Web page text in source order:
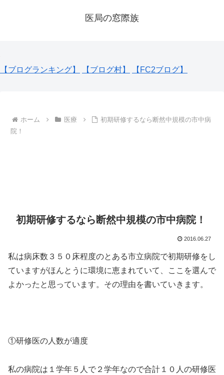
医局の窓際族
【ブログランキング】 【ブログ村】 【FC2ブログ】
ホーム 医療
初期研修するなら断然中規模の市中病
院！
初期研修するなら断然中規模の市中病院！
2016.06.27
私は病床数３５０床程度のとある市立病院で初期研修をし
ていますがほんとうに環境に恵まれていて、ここを選んで
よかったと思っています。その理由を書いていきます。
①研修医の人数が適度
私の病院は１学年５人で２学年なので合計１０人の研修医